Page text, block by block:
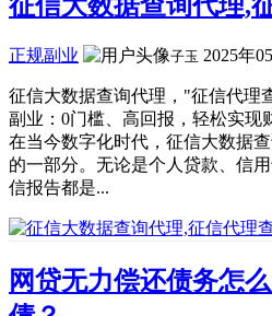
征信大数据查询代理,
正规副业 子玉 2025年
征信大数据查询代理，"征信代理
副业：0门槛、高回报，轻松实现
在当今数字化时代，征信大数据
的一部分。无论是个人贷款、信
信报告都是...
网贷无力偿还债务怎